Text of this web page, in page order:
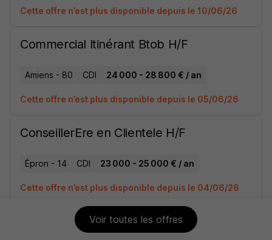
Voir toutes les offres
Cette offre n’est plus disponible depuis le 10/06/26
Commercial Itinérant Btob H/F
Amiens - 80 CDI 24 000 - 28 800 € / an
Cette offre n’est plus disponible depuis le 05/06/26
ConseillerEre en Clientele H/F
Épron - 14 CDI 23 000 - 25 000 € / an
Cette offre n’est plus disponible depuis le 04/06/26